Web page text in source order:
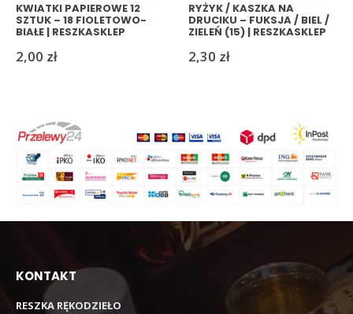
KWIATKI PAPIEROWE 12
SZTUK – 18 FIOLETOWO-
BIAŁE | RESZKASKLEP
2,00 zł
RYŻYK / KASZKA NA
DRUCIKU – FUKSJA / BIEL /
ZIELEŃ (15) | RESZKASKLEP
2,30 zł
KONTAKT
RESZKA RĘKODZIEŁO